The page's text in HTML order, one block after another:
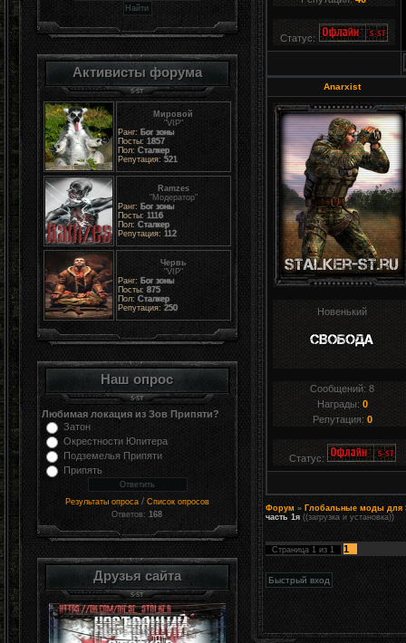
Активисты форума
Мировой
"VIP"
Ранг: Бог зоны
Посты: 1857
Пол: Сталкер
Репутация: 521
Ramzes
"Модератор"
Ранг: Бог зоны
Посты: 1116
Пол: Сталкер
Репутация: 112
Червь
"VIP"
Ранг: Бог зоны
Посты: 875
Пол: Сталкер
Репутация: 250
Наш опрос
Любимая локация из Зов Припяти?
Затон
Окрестности Юпитера
Подземелья Припяти
Припять
Результаты опроса / Список опросов
Ответов:168
Друзья сайта
Статус:
Anarxist
Новенький
Сообщений:8
Награды: 0
Репутация: 0
Статус:
Форум » Глобальные моды для
часть 1я ((загрузка и установка))
Страница 1 из 1 1